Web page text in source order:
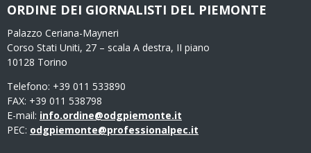
ORDINE DEI GIORNALISTI DEL PIEMONTE
Palazzo Ceriana-Mayneri
Corso Stati Uniti, 27 – scala A destra, II piano
10128 Torino
Telefono: +39 011 533890
FAX: +39 011 538798
E-mail: info.ordine@odgpiemonte.it
PEC: odgpiemonte@professionalpec.it